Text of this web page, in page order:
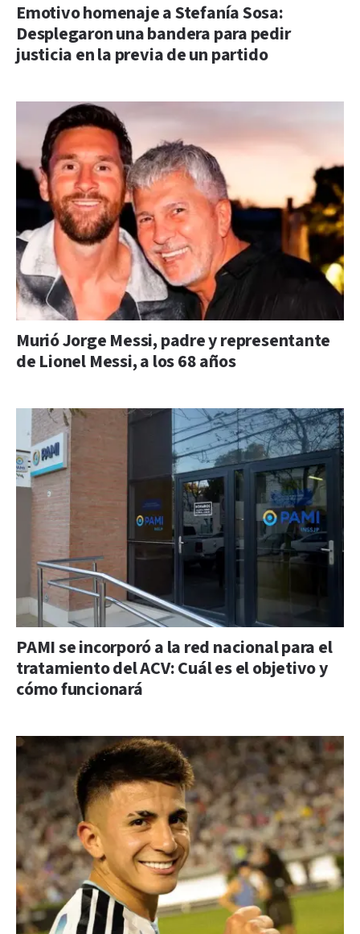
Emotivo homenaje a Stefanía Sosa:
Desplegaron una bandera para pedir
justicia en la previa de un partido
Murió Jorge Messi, padre y representante
de Lionel Messi, a los 68 años
PAMI se incorporó a la red nacional para el
tratamiento del ACV: Cuál es el objetivo y
cómo funcionará